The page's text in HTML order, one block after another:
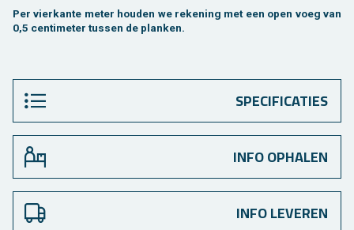
Per vier­kan­te meter hou­den we re­ke­ning met een open voeg van
0,5 cen­ti­me­ter tus­sen de plan­ken.
SPECIFICATIES
INFO OPHALEN
INFO LEVEREN